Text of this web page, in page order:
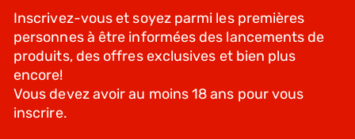
Inscrivez-vous et soyez parmi les premières
personnes à être informées des lancements de
produits, des offres exclusives et bien plus
encore!
Vous devez avoir au moins 18 ans pour vous
inscrire.